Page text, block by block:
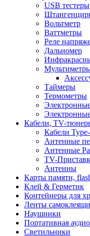
USB тестеры
Вольтметр
Ваттметры
Реле
Дальномер
Таймеры
Термометры
Кабели, TV-
Кабели
Антенные
Антенные
TV-
Антенны
Карты памяти,
Клей & Герметик
Контейнеры для
Ленты
Наушники
Портативная
Светильники